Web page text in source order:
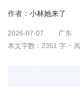
作者： 小林她来了
2026-07-07
广东
本文字数：2351 字